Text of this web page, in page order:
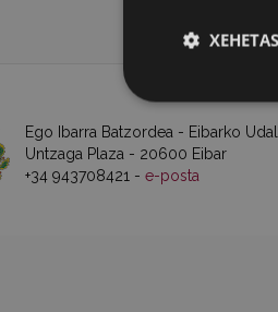
Ego Ibarra Batzordea - Eibarko
Untzaga Plaza - 20600 Eibar
+34 943708421 - e-posta